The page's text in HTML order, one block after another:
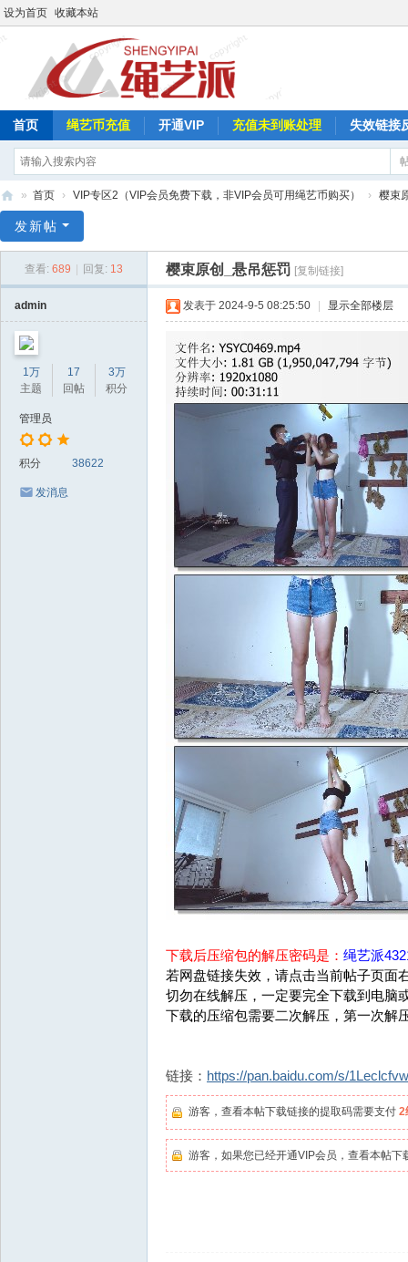
设为首页 收藏本站
首页 绳艺币充值 开通VIP 充值未到账处理 失效链接
艺
» 首页 › VIP专区2（VIP会员免费下载，非VIP会员可用绳艺币购买） › 樱束
发新帖
查看: 689 回复: 13 樱束原创_悬吊惩罚 [复制链接]
admin
1万
主题
17
回帖
3万
积分
管理员
积分 38622
发消息
发表于 2024-9-5 08:25:50 显示全部楼层
下载后压缩包的解压密码是： 绳艺派
若网盘链接失效，请点击当前帖子页面
切勿在线解压，一定要完全下载到电脑
下载的压缩包需要二次解压，第一次解
链接： https://pan.baidu.com/s/
游客，查看本帖下载链接的提取码需要支付 2
游客，如果您已经开通VIP会员，查看本帖下